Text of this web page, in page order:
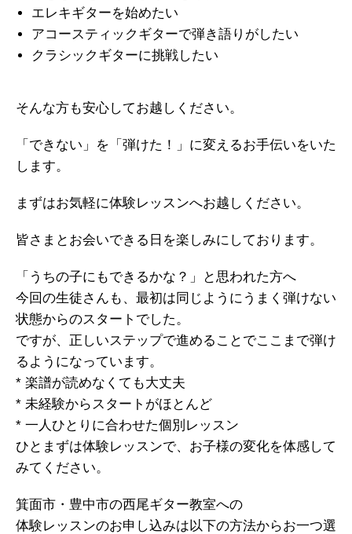
エレキギターを始めたい
アコースティックギターで弾き語りがしたい
クラシックギターに挑戦したい
そんな方も安心してお越しください。
「できない」を「弾けた！」に変えるお手伝いをいた
します。
まずはお気軽に体験レッスンへお越しください。
皆さまとお会いできる日を楽しみにしております。
「うちの子にもできるかな？」と思われた方へ
今回の生徒さんも、最初は同じようにうまく弾けない
状態からのスタートでした。
ですが、正しいステップで進めることでここまで弾け
るようになっています。
* 楽譜が読めなくても大丈夫
* 未経験からスタートがほとんど
* 一人ひとりに合わせた個別レッスン
ひとまずは体験レッスンで、お子様の変化を体感して
みてください。
箕面市・豊中市の西尾ギター教室への
体験レッスンのお申し込みは以下の方法からお一つ選